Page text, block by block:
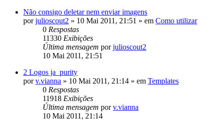
Não consigo deletar nem enviar imagens
porjulioscout2 » 10 Mai 2011, 21:51 » em Como utilizar
0 Respostas
11330 Exibições
Última mensagem porjulioscout2
10 Mai 2011, 21:51
2 Logos ja_purity
porv.vianna » 10 Mai 2011, 21:14 » em Templates
0 Respostas
11918 Exibições
Última mensagem porv.vianna
10 Mai 2011, 21:14